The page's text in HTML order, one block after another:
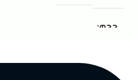
حجم
لیتر)